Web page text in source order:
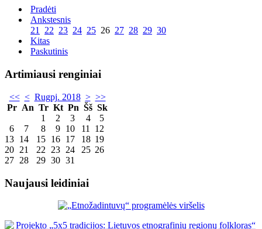
Pradėti
Ankstesnis
21 22 23 24 25 26 27 28 29 30
Kitas
Paskutinis
Artimiausi renginiai
<< < Rugpj. 2018 > >>
Pr An Tr Kt Pn Šš Sk
1
2 3 4
5
6
7 8 9 10 11
12
13 14 15 16 17 18 19
20 21 22 23 24 25 26
27 28 29 30 31
Naujausi leidiniai